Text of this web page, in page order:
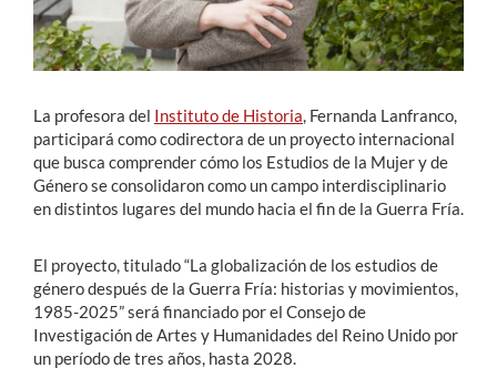
English
La profesora del Instituto de Historia , Fernanda Lanfranco,
participará como codirectora de un proyecto internacional
que busca comprender cómo los Estudios de la Mujer y de
Género se consolidaron como un campo interdisciplinario
en distintos lugares del mundo hacia el fin de la Guerra Fría.
El proyecto, titulado “La globalización de los estudios de
género después de la Guerra Fría: historias y movimientos,
1985-2025” será financiado por el Consejo de
Investigación de Artes y Humanidades del Reino Unido por
un período de tres años, hasta 2028.